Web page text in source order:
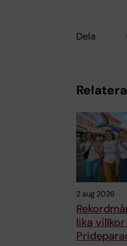
Dela
2 aug 2026
lika villkor